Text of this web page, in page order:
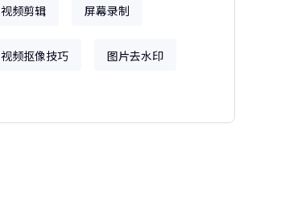
视频剪辑 屏幕录制
视频抠像技巧 图片去水印